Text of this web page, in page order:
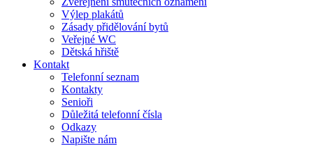
Výlep plakátů
Zásady přidělování bytů
Veřejné WC
Dětská hřiště
Kontakt
Telefonní seznam
Kontakty
Senioři
Důležitá telefonní čísla
Odkazy
Napište nám